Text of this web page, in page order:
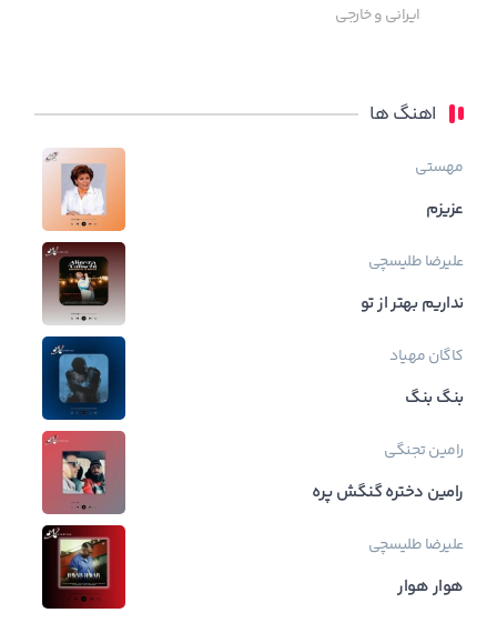
ایرانی و خارجی
اهنگ ها
مهستی
عزیزم
علیرضا طلیسچی
نداریم بهتر از تو
کاگانمهیاد
بنگ بنگ
رامین تجنگی
رامین دختره گنگش پره
علیرضا طلیسچی
هوار هوار